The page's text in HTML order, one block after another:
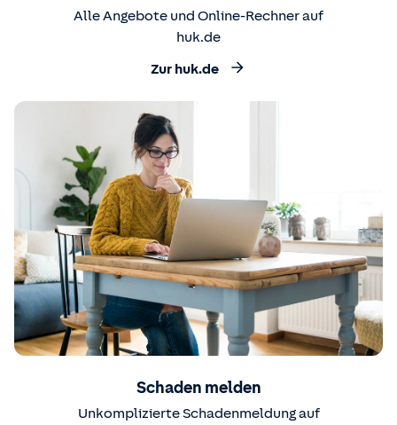
Alle Angebote und Online-Rechner auf
huk.de
Zur huk.de
Schaden melden
Unkomplizierte Schadenmeldung auf